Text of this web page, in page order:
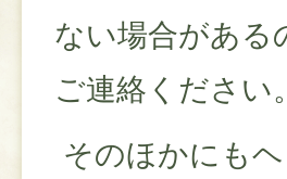
ない場合がある
ご連絡ください。
そのほかにも